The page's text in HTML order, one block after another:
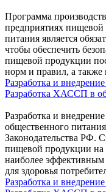
Программа
предприятиях
питания является
чтобы обеспечить
пищевой продукции
норм и правил, а также
Разработка и
Разработка ХАССП в
Разработка и
общественного
Законодательства РФ.
пищевой продукции
наиболее эффективным
для здоровья
Разработка и